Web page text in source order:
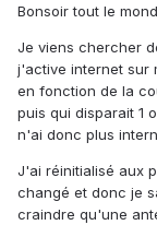
Bonsoir tout le
Je viens chercher
j'active internet sur
en fonction de la
puis qui disparait 1
n'ai donc plus
J'ai réinitialisé aux
changé et donc je
craindre qu'une